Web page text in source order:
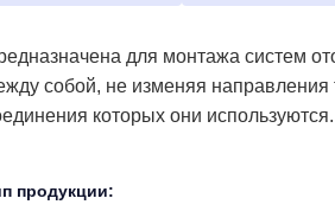
для монтажа систем
собой, не изменяя направления
которых они
продукции: